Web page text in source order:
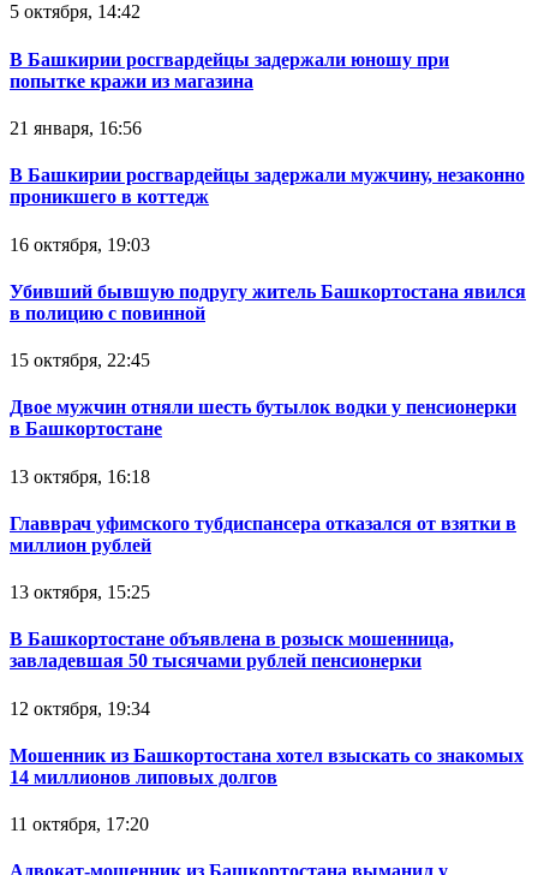
5 октября, 14:42
В Башкирии росгвардейцы задержали юношу при
попытке кражи из магазина
21 января, 16:56
В Башкирии росгвардейцы задержали мужчину, незаконно
проникшего в коттедж
16 октября, 19:03
Убивший бывшую подругу житель Башкортостана явился
в полицию с повинной
15 октября, 22:45
Двое мужчин отняли шесть бутылок водки у пенсионерки
в Башкортостане
13 октября, 16:18
Главврач уфимского тубдиспансера отказался от взятки в
миллион рублей
13 октября, 15:25
В Башкортостане объявлена в розыск мошенница,
завладевшая 50 тысячами рублей пенсионерки
12 октября, 19:34
Мошенник из Башкортостана хотел взыскать со знакомых
14 миллионов липовых долгов
11 октября, 17:20